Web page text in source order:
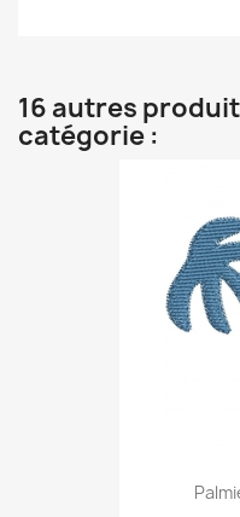
16 autres
catégorie :